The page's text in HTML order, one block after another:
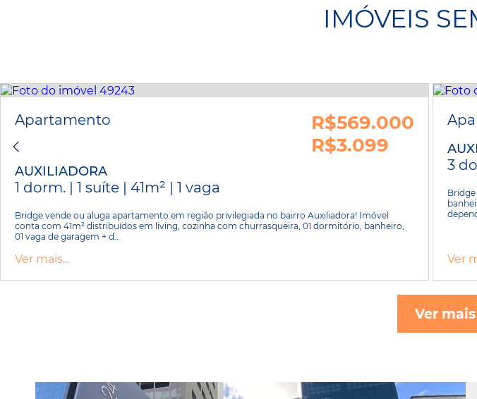
IMÓVEIS
Apartamento
R$569.000
R$3.099
AUXILIADORA
1 dorm. | 1 suíte | 41m² | 1 vaga
Bridge vende ou aluga apartamento em região privilegiada no bairro Auxiliadora! Imóvel
conta com 41m² distribuídos em living, cozinha com churrasqueira, 01 dormitório, banheiro,
01 vaga de garagem + d...
Ver mais...
3
Ver
Ver